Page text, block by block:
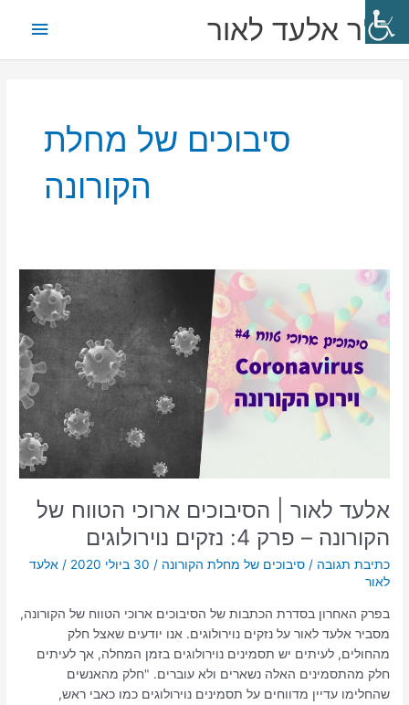
לתוכןד"ר אלעד לאור
ראשי
סיבוכים של מחלת
הקורונה
אלעד לאור | הסיבוכים ארוכי הטווח של
הקורונה – פרק 4: נזקים נוירולוגים
כתיבת תגובה /סיבוכים של מחלת הקורונה / 30 ביולי 2020 /אלעד
לאור
בפרק האחרון בסדרת הכתבות של הסיבוכים ארוכי הטווח של הקורונה,
מסביר אלעד לאור על נזקים נוירולוגים. אנו יודעים שאצל חלק
מהחולים, לעיתים יש תסמינים נוירולוגים בזמן המחלה, אך לעיתים
חלק מהתסמינים האלה נשארים ולא עוברים. "חלק מהאנשים
שהחלימו עדיין מדווחים על תסמינים נוירולוגים כמו כאבי ראש,
אלעד
לאור
|
הסיבוכים
ארוכי
הטווח
של
הקורונה
נזקים
נוירולוגים